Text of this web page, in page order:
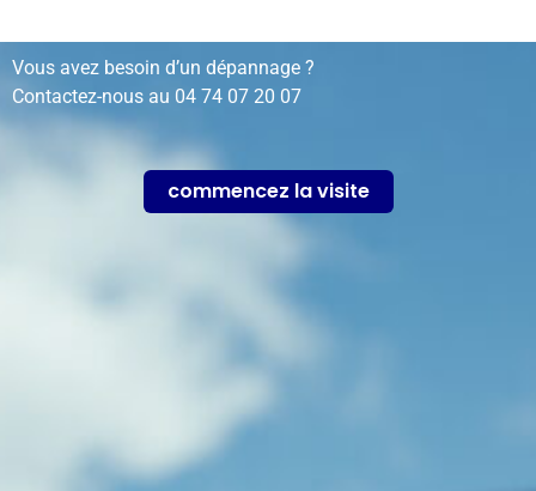
Vous avez besoin d’un dépannage ?
Contactez-nous au 04 74 07 20 07
commencez la visite